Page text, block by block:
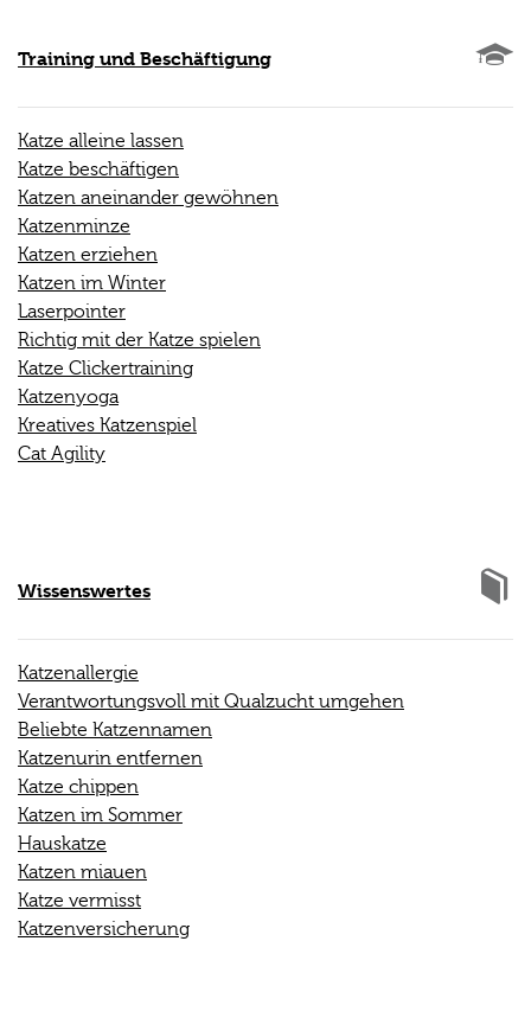
Training und Beschäftigung
Katze alleine lassen
Katze beschäftigen
Katzen aneinander gewöhnen
Katzenminze
Katzen erziehen
Katzen im Winter
Laserpointer
Richtig mit der Katze spielen
Katze Clickertraining
Katzenyoga
Kreatives Katzenspiel
Cat Agility
Wissenswertes
Katzenallergie
Verantwortungsvoll mit Qualzucht umgehen
Beliebte Katzennamen
Katzenurin entfernen
Katze chippen
Katzen im Sommer
Hauskatze
Katzen miauen
Katze vermisst
Katzenversicherung